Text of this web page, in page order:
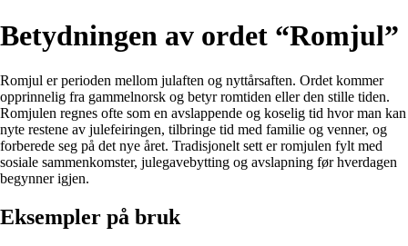
Betydningen av ordet “Romjul”
Romjul er perioden mellom julaften og nyttårsaften. Ordet kommer
opprinnelig fra gammelnorsk og betyr romtiden eller den stille tiden.
Romjulen regnes ofte som en avslappende og koselig tid hvor man kan
nyte restene av julefeiringen, tilbringe tid med familie og venner, og
forberede seg på det nye året. Tradisjonelt sett er romjulen fylt med
sosiale sammenkomster, julegavebytting og avslapning før hverdagen
begynner igjen.
Eksempler på bruk